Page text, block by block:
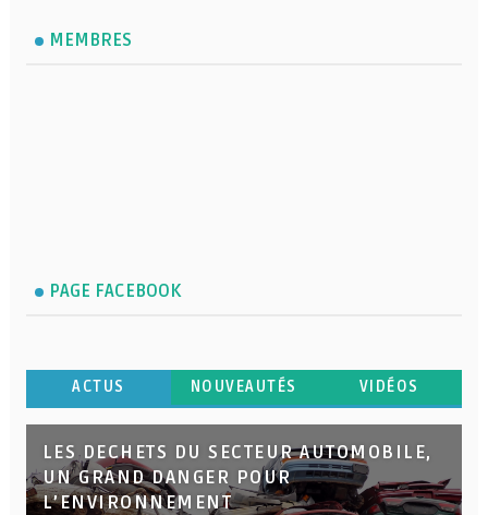
MEMBRES
PAGE FACEBOOK
ACTUS NOUVEAUTÉS VIDÉOS
LES DECHETS DU SECTEUR AUTOMOBILE,
UN GRAND DANGER POUR
L’ENVIRONNEMENT